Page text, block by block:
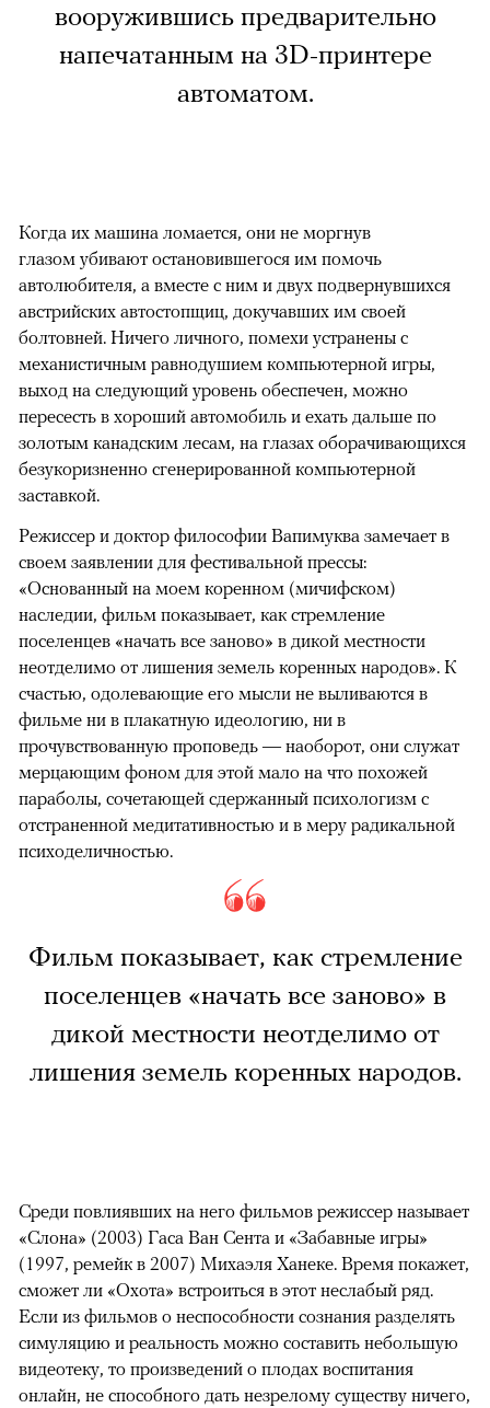
вооружившись предварительно
напечатанным на 3D-принтере
автоматом.
Когда их машина ломается, они не моргнув
глазом убивают остановившегося им помочь
автолюбителя, а вместе с ним и двух подвернувшихся
австрийских автостопщиц, докучавших им своей
болтовней. Ничего личного, помехи устранены с
механистичным равнодушием компьютерной игры,
выход на следующий уровень обеспечен, можно
пересесть в хороший автомобиль и ехать дальше по
золотым канадским лесам, на глазах оборачивающихся
безукоризненно сгенерированной компьютерной
заставкой.
Режиссер и доктор философии Вапимуква замечает в
своем заявлении для фестивальной прессы:
«Основанный на моем коренном (мичифском)
наследии, фильм показывает, как стремление
поселенцев «начать все заново» в дикой местности
неотделимо от лишения земель коренных народов». К
счастью, одолевающие его мысли не выливаются в
фильме ни в плакатную идеологию, ни в
прочувствованную проповедь — наоборот, они служат
мерцающим фоном для этой мало на что похожей
параболы, сочетающей сдержанный психологизм с
отстраненной медитативностью и в меру радикальной
психоделичностью.
Фильм показывает, как стремление
поселенцев «начать все заново» в
дикой местности неотделимо от
лишения земель коренных народов.
Среди повлиявших на него фильмов режиссер называет
«Слона» (2003) Гаса Ван Сента и «Забавные игры»
(1997, ремейк в 2007) Михаэля Ханеке. Время покажет,
сможет ли «Охота» встроиться в этот неслабый ряд.
Если из фильмов о неспособности сознания разделять
симуляцию и реальность можно составить небольшую
видеотеку, то произведений о плодах воспитания
онлайн, не способного дать незрелому существу ничего,